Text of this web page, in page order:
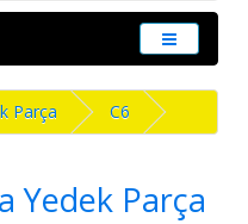
Parça C6
Yedek Parça